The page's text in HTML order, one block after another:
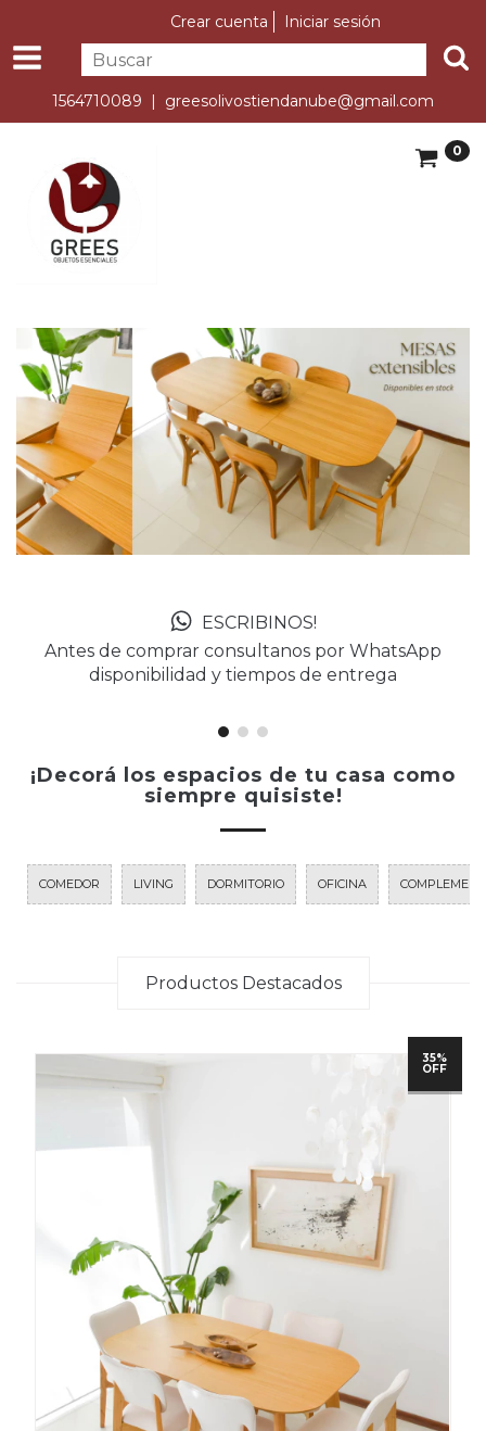
Crear cuenta Iniciar sesión
1564710089 | greesolivostiendanube@gmail.com
0
ESCRIBINOS!
Antes de comprar consultanos por WhatsApp
disponibilidad y tiempos de entrega
¡Decorá los espacios de tu casa como
siempre quisiste!
COMEDOR LIVING DORMITORIO OFICINA
Productos Destacados
35%
OFF